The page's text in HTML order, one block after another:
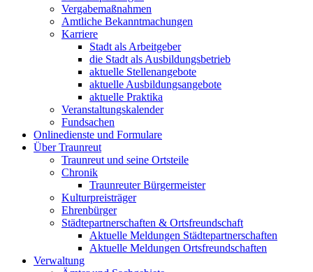
Vergabemaßnahmen
Amtliche Bekanntmachungen
Karriere
Stadt als Arbeitgeber
die Stadt als Ausbildungsbetrieb
aktuelle Stellenangebote
aktuelle Ausbildungsangebote
aktuelle Praktika
Veranstaltungskalender
Fundsachen
Onlinedienste und Formulare
Über Traunreut
Traunreut und seine Ortsteile
Chronik
Traunreuter Bürgermeister
Kulturpreisträger
Ehrenbürger
Städtepartnerschaften & Ortsfreundschaft
Aktuelle Meldungen Städtepartnerschaften
Aktuelle Meldungen Ortsfreundschaften
Verwaltung